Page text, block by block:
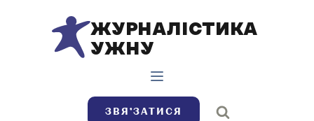
ЖУРНАЛІСТИКА
УЖНУ
ЗВЯ’ЗАТИСЯ